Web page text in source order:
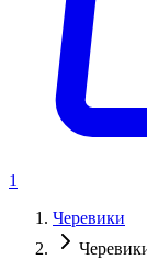
1
Черевики